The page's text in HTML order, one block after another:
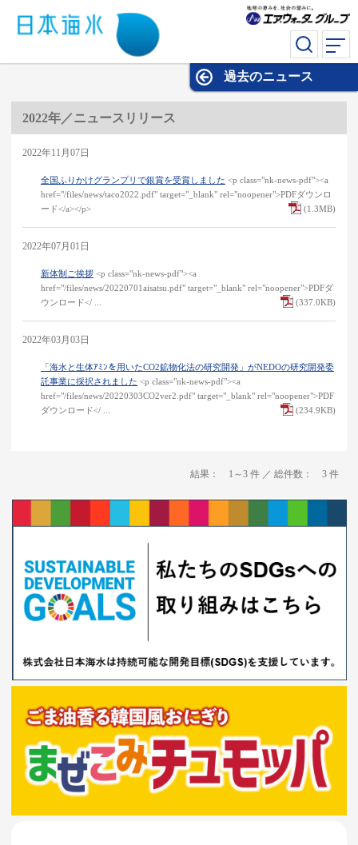
過去のニュース
過去のニュース
2022年／ニュースリリース
2022年11月07日
全国ふりかけグランプリで銀賞を受賞しました <p class="nk-news-pdf"><a
href="/files/news/taco2022.pdf" target="_blank" rel="noopener">PDFダウンロ
ード</a></p>
(1.3MB)
2022年07月01日
新体制ご挨拶 <p class="nk-news-pdf"><a
href="/files/news/20220701aisatsu.pdf" target="_blank" rel="noopener">PDFダ
ウンロード</ ...
(337.0KB)
2022年03月03日
「海水と生体ｱﾐﾝを用いたCO2鉱物化法の研究開発」がNEDOの研究開発委
託事業に採択されました <p class="nk-news-pdf"><a
href="/files/news/20220303CO2ver2.pdf" target="_blank" rel="noopener">PDF
ダウンロード</ ...
(234.9KB)
結果： 1～3 件 ／ 総件数： 3 件